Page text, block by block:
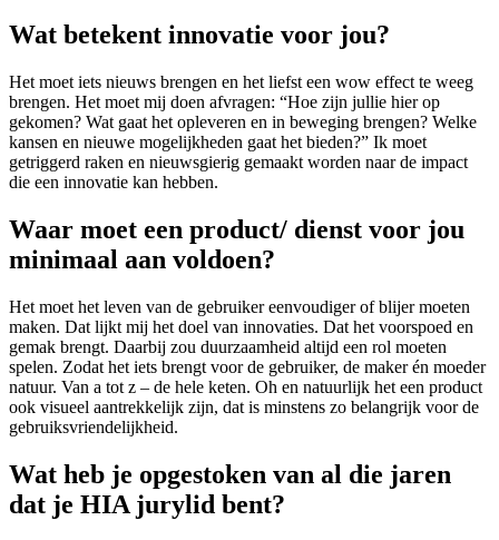
Wat betekent innovatie voor jou?
Het moet iets nieuws brengen en het liefst een wow effect te weeg
brengen. Het moet mij doen afvragen: “Hoe zijn jullie hier op
gekomen? Wat gaat het opleveren en in beweging brengen? Welke
kansen en nieuwe mogelijkheden gaat het bieden?” Ik moet
getriggerd raken en nieuwsgierig gemaakt worden naar de impact
die een innovatie kan hebben.
Waar moet een product/ dienst voor jou
minimaal aan voldoen?
Het moet het leven van de gebruiker eenvoudiger of blijer moeten
maken. Dat lijkt mij het doel van innovaties. Dat het voorspoed en
gemak brengt. Daarbij zou duurzaamheid altijd een rol moeten
spelen. Zodat het iets brengt voor de gebruiker, de maker én moeder
natuur. Van a tot z – de hele keten. Oh en natuurlijk het een product
ook visueel aantrekkelijk zijn, dat is minstens zo belangrijk voor de
gebruiksvriendelijkheid.
Wat heb je opgestoken van al die jaren
dat je HIA jurylid bent?